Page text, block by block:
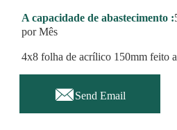
A capacidade de abastecimento :
por Mês
4x8 folha de acrílico 150mm feito
Send Email